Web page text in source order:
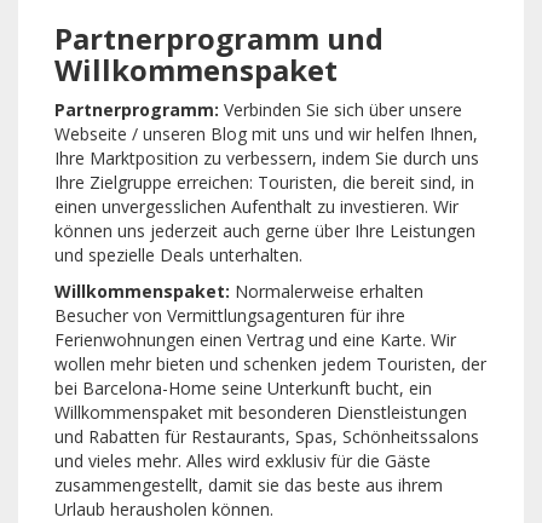
Partnerprogramm und
Willkommenspaket
Partnerprogramm: Verbinden Sie sich über unsere
Webseite / unseren Blog mit uns und wir helfen Ihnen,
Ihre Marktposition zu verbessern, indem Sie durch uns
Ihre Zielgruppe erreichen: Touristen, die bereit sind, in
einen unvergesslichen Aufenthalt zu investieren. Wir
können uns jederzeit auch gerne über Ihre Leistungen
und spezielle Deals unterhalten.
Willkommenspaket: Normalerweise erhalten
Besucher von Vermittlungsagenturen für ihre
Ferienwohnungen einen Vertrag und eine Karte. Wir
wollen mehr bieten und schenken jedem Touristen, der
bei Barcelona-Home seine Unterkunft bucht, ein
Willkommenspaket mit besonderen Dienstleistungen
und Rabatten für Restaurants, Spas, Schönheitssalons
und vieles mehr. Alles wird exklusiv für die Gäste
zusammengestellt, damit sie das beste aus ihrem
Urlaub herausholen können.